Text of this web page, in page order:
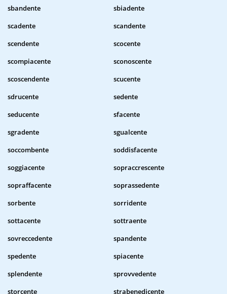
sbandente
sbiadente
scadente
scandente
scendente
scocente
scompiacente
sconoscente
scoscendente
scucente
sdrucente
sedente
seducente
sfacente
sgradente
sgualcente
soccombente
soddisfacente
soggiacente
sopraccrescente
sopraffacente
soprassedente
sorbente
sorridente
sottacente
sottraente
sovreccedente
spandente
spedente
spiacente
splendente
sprovvedente
storcente
strabenedicente